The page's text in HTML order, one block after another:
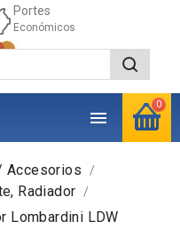
0
Portes
Económicos

Accesorios
Radiador
Lombardini LDW